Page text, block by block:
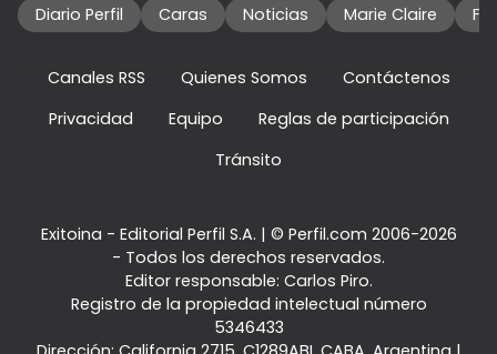
Diario Perfil Caras Noticias Marie Claire
Canales RSS Quienes Somos
Contáctenos
Privacidad
Equipo
Reglas de participación
Tránsito
Exitoina - Editorial Perfil S.A. | © Perfil.com 2006-2026
- Todos los derechos reservados.
Editor responsable: Carlos Piro.
Registro de la propiedad intelectual número
5346433